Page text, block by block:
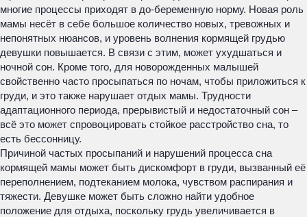
многие процессы приходят в до-беременную норму. Новая роль
мамы несёт в себе большое количество новых, тревожных и
непонятных нюансов, и уровень волнения кормящей грудью
девушки повышается. В связи с этим, может ухудшаться и
ночной сон. Кроме того, для новорожденных малышей
свойственно часто просыпаться по ночам, чтобы приложиться к
груди, и это также нарушает отдых мамы. Трудности
адаптационного периода, прерывистый и недостаточный сон –
всё это может спровоцировать стойкое расстройство сна, то
есть бессонницу.
Причиной частых просыпаний и нарушений процесса сна
кормящей мамы может быть дискомфорт в груди, вызванный её
переполнением, подтеканием молока, чувством распирания и
тяжести. Девушке может быть сложно найти удобное
положение для отдыха, поскольку грудь увеличивается в